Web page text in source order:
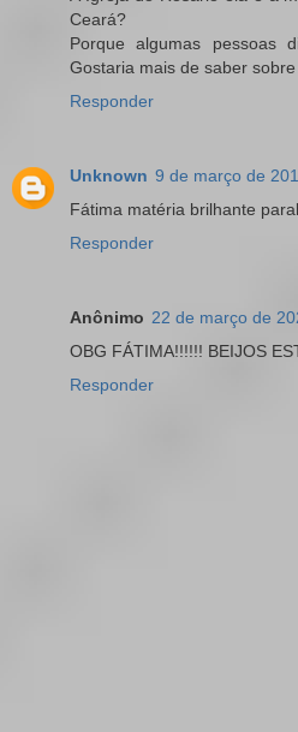
Ceará?
Porque algumas pessoas
Gostaria mais de saber sobre
Responder
Unknown 9 de março de
Fátima matéria brilhante
Responder
Anônimo 22 de março de
OBG FÁTIMA!!!!!! BEIJOS
Responder